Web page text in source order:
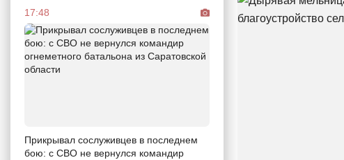
17:48
Прикрывал сослуживцев в последнем
бою: с СВО не вернулся командир